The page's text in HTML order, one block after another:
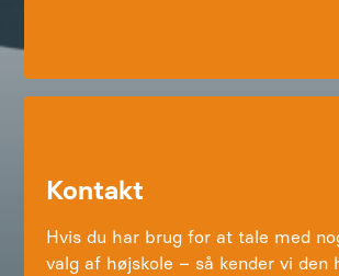
Kontakt
Hvis du har brug for at tale med
valg af højskole – så kender vi den